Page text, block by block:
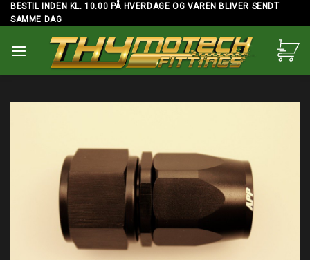
Skip
to
BESTIL INDEN KL. 10.00 PÅ HVERDAGE OG VAREN BLIVER SENDT
SAMME DAG